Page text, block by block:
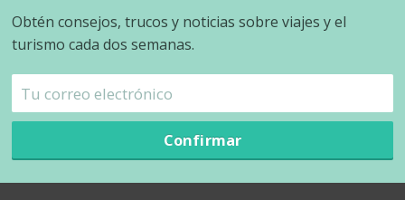
Obtén consejos, trucos y noticias sobre viajes y el
turismo cada dos semanas.
Confirmar